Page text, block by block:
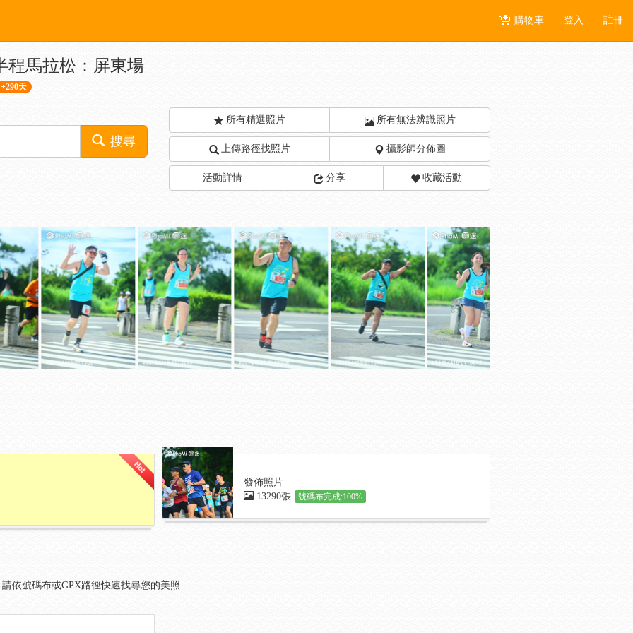
購物車 登入 註冊
程馬拉松：屏東場
天
搜尋
所有精選照片 所有無法辨識照片
上傳路徑找照片 攝影師分佈圖
活動詳情 分享 收藏活動
發佈照片
13290張
號碼布完成:100%
依號碼布或GPX路徑快速找尋您的美照